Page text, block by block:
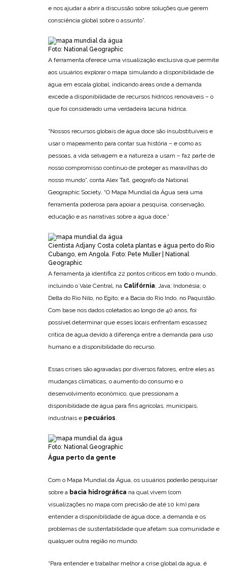
e nos ajudar a abrir a discussão sobre soluções que gerem
consciência global sobre o assunto”.
Foto: National Geographic
A ferramenta oferece uma visualização exclusiva que permite
aos usuários explorar o mapa simulando a disponibilidade de
água em escala global, indicando áreas onde a demanda
excede a disponibilidade de recursos hídricos renováveis – o
que foi considerado uma verdadeira lacuna hídrica.
“Nossos recursos globais de água doce são insubstituíveis e
usar o mapeamento para contar sua história – e como as
pessoas, a vida selvagem e a natureza a usam – faz parte de
nosso compromisso contínuo de proteger as maravilhas do
nosso mundo”, conta Alex Tait, geógrafo da National
Geographic Society. “O Mapa Mundial da Água será uma
ferramenta poderosa para apoiar a pesquisa, conservação,
educação e as narrativas sobre a água doce.”
Cientista Adjany Costa coleta plantas e água perto do Rio
Cubango, em Angola. Foto: Pete Muller | National
Geographic
A ferramenta já identifica 22 pontos críticos em todo o mundo,
incluindo o Vale Central, na Califórnia; Java; Indonésia; o
Delta do Rio Nilo, no Egito; e a Bacia do Rio Indo, no Paquistão.
Com base nos dados coletados ao longo de 40 anos, foi
possível determinar que esses locais enfrentam escassez
crítica de água devido à diferença entre a demanda para uso
humano e a disponibilidade do recurso.
Essas crises são agravadas por diversos fatores, entre eles as
mudanças climáticas, o aumento do consumo e o
desenvolvimento econômico, que pressionam a
disponibilidade de água para fins agrícolas, municipais,
industriais e pecuários
Foto: National Geographic
Água perto da gente
Com o Mapa Mundial da Água, os usuários poderão pesquisar
sobre a bacia hidrográfica na qual vivem (com
visualizações no mapa com precisão de até 10 km) para
entender a disponibilidade de água doce, a demanda e os
problemas de sustentabilidade que afetam sua comunidade e
qualquer outra região no mundo.
“Para entender e trabalhar melhor a crise global da água, é